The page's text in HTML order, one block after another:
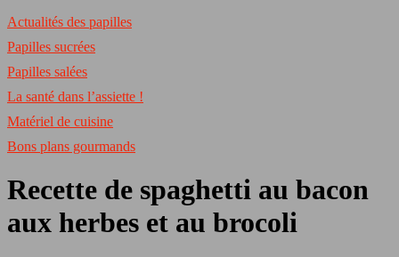
Actualités des papilles
Papilles sucrées
Papilles salées
La santé dans l’assiette !
Matériel de cuisine
Bons plans gourmands
Recette de spaghetti au bacon
aux herbes et au brocoli